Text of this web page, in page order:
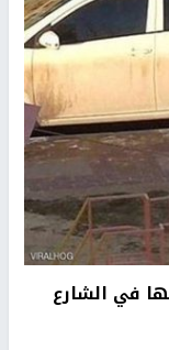
في الشارع